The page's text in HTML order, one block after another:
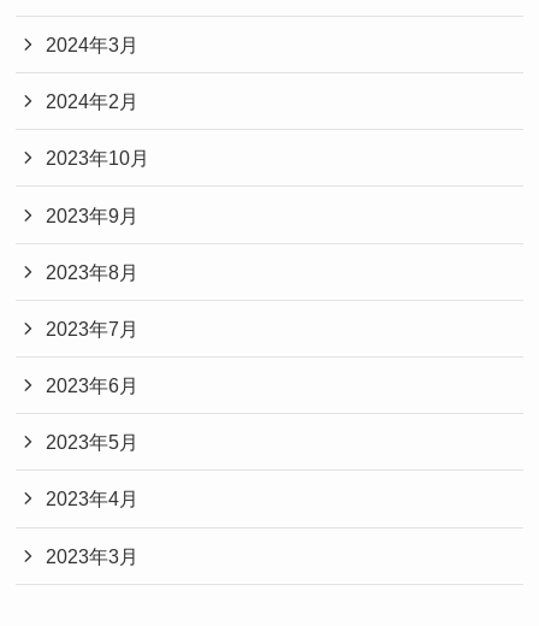
2024年3月
2024年2月
2023年10月
2023年9月
2023年8月
2023年7月
2023年6月
2023年5月
2023年4月
2023年3月